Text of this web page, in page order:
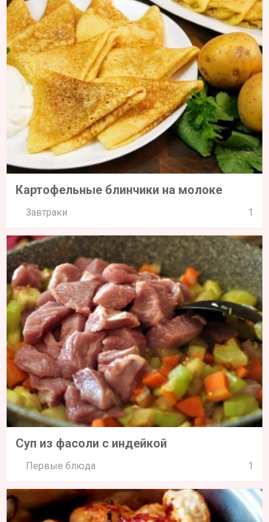
Картофельные блинчики на молоке
Завтраки 1
Суп из фасоли с индейкой
Первые блюда 1